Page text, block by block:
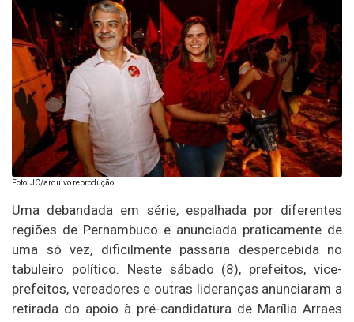
Foto: JC/arquivo reprodução
Uma debandada em série, espalhada por diferentes
regiões de Pernambuco e anunciada praticamente de
uma só vez, dificilmente passaria despercebida no
tabuleiro político. Neste sábado (8), prefeitos, vice-
prefeitos, vereadores e outras lideranças anunciaram a
retirada do apoio à pré-candidatura de Marília Arraes